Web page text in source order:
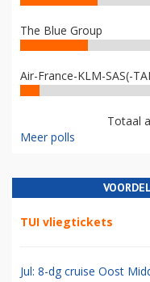
The Blue Group
Air-France-KLM-SAS(-
Totaal
Meer polls
TUI vliegtickets
Jul: 8-dg cruise Oost